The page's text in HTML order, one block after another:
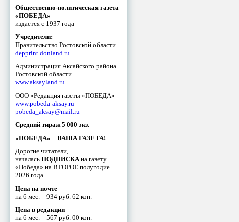
Общественно-политическая газета
«ПОБЕДА»
издается с 1937 года
Учредители:
Правительство Ростовской области
depprint.donland.ru
Администрация Аксайского района
Ростовской области
www.aksayland.ru
ООО «Редакция газеты «ПОБЕДА»
www.pobeda-aksay.ru
pobeda_aksay@mail.ru
Средний тираж 5 000 экз.
«ПОБЕДА» – ВАША ГАЗЕТА!
Дорогие читатели,
началась ПОДПИСКА на газету
«Победа» на ВТОРОЕ полугодие
2026 года
Цена на почте
на 6 мес. – 934 руб. 62 коп.
Цена в редакции
на 6 мес. – 567 руб. 00 коп.